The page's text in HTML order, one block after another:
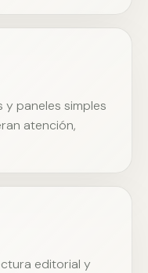
paneles simples
atención,
editorial y